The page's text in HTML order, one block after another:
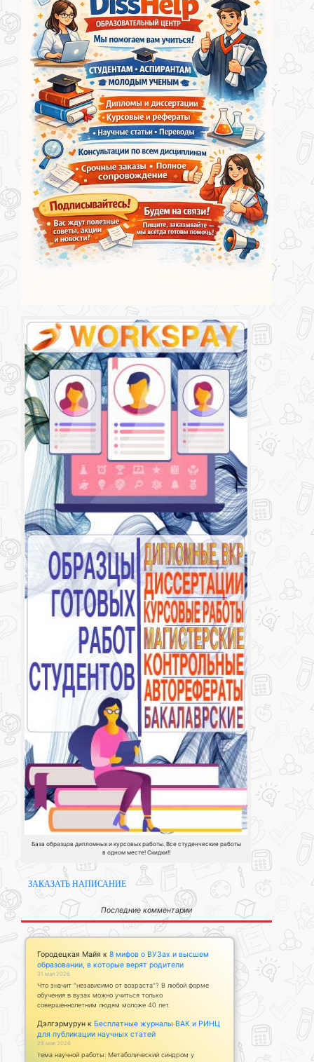
База образцов дипломных и курсовых работы. Все студенческие работы
в одном месте! Скидки!!
ЗАКАЗАТЬ НАПИСАНИЕ
Последние комментарии
Городецкая Майя к 8 мифов о ВУЗах и высшем
образовании, в которые верят родители
31 мая 2026
Что значит "независимо от возраста"? В любой форме
обучения в вузах можно учиться только
совершеннолетним людям моложе 40 лет.
Дэлгэрмурун к Бесплатные журналы ВАК и РИНЦ
для публикации научных статей
28 мая 2026
тема научной работы: Метаболический синдром у